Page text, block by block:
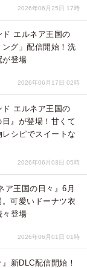
2026年06月25日 17時
エルネア王国の
グ」配信開始！洗
が登場
2026年06月17日 02時
エルネア王国の
』が登場！甘くて
シピでスイートな
2026年06月03日 05時
ア王国の日々』6月
可愛いドーナツ衣
々登場
2026年06月01日 01時
新DLC配信開始！